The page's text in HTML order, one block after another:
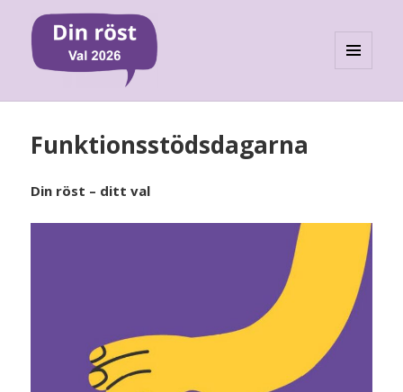
WIDGETS
Funktionsstödsdagarna
Din röst – ditt val